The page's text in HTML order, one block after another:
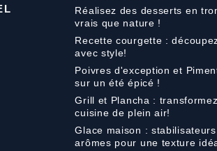
Réalisez des desserts en
vrais que nature !
Recette courgette :
avec style!
Poivres d'exception et
sur un été épicé !
Grill et Plancha :
cuisine de plein air!
Glace maison :
arômes pour une texture